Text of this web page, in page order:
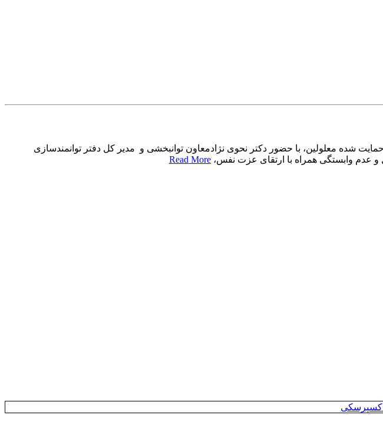
شده معلولین، با حضور دکتر نحوی نژادمعاون توانبخشی و مدیر کل دفتر توانمندسازی
و عدم وابستگی همراه با ارتقای عزت نفس، Read More
کسپرسکی